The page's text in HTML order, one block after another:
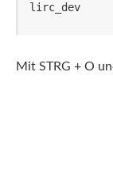
lirc_dev
Mit STRG + O